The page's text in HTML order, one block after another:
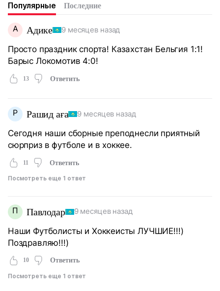
Популярные Последние
А Адике 9 месяцев назад
Просто праздник спорта! Казахстан Бельгия 1:1!
Барыс Локомотив 4:0!
13 Ответить
Р Рашид аға 9 месяцев назад
Сегодня наши сборные преподнесли приятный
сюрприз в футболе и в хоккее.
11 Ответить
Посмотреть еще 1 ответ
П Павлодар 9 месяцев назад
Наши Футболисты и Хоккеисты ЛУЧШИЕ!!!)
Поздравляю!!!)
10 Ответить
Посмотреть еще 1 ответ